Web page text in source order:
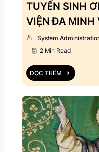
TUYỂN SINH
VIỆN ĐA MINH
System
2 Min Read
ĐỌC THÊM